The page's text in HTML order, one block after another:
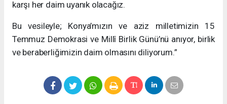
karşı her daim uyanık olacağız.
Bu vesileyle; Konya’mızın ve aziz milletimizin 15
Temmuz Demokrasi ve Millî Birlik Günü’nü anıyor, birlik
ve beraberliğimizin daim olmasını diliyorum.”